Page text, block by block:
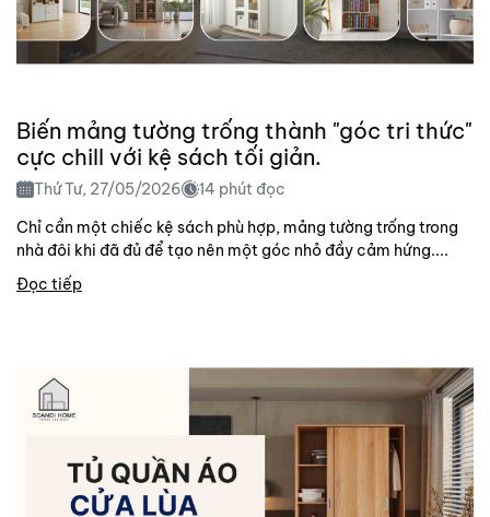
Biến mảng tường trống thành "góc tri thức"
cực chill với kệ sách tối giản.
Thứ Tư, 27/05/2026
14 phút đọc
Chỉ cần một chiếc kệ sách phù hợp, mảng tường trống trong
nhà đôi khi đã đủ để tạo nên một góc nhỏ đầy cảm hứng....
Đọc tiếp